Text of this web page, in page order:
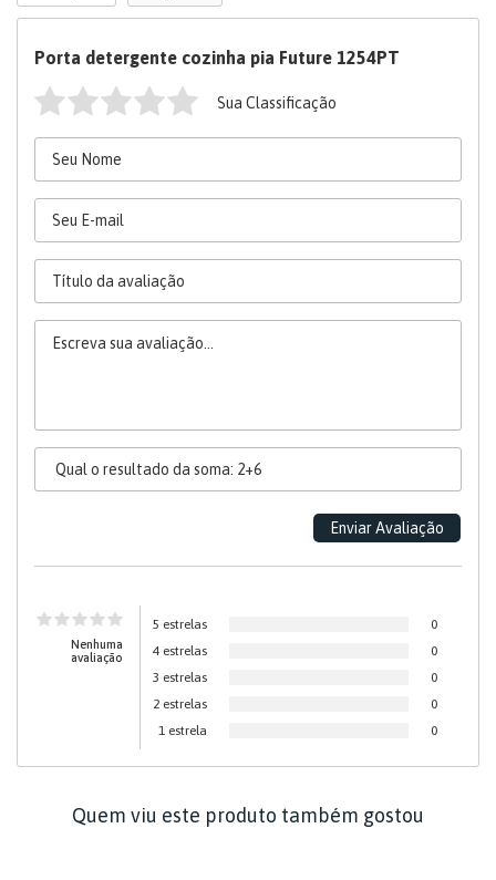
Porta detergente cozinha pia Future 1254PT
Sua Classificação
Nenhuma
avaliação
5 estrelas
0
4 estrelas
0
3 estrelas
0
2 estrelas
0
1 estrela
0
Quem viu este produto também gostou